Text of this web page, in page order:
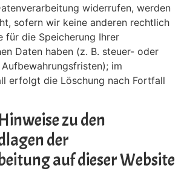
widerrufen, werden
sofern wir keine anderen rechtlich
für die Speicherung Ihrer
Daten haben (z. B. steuer- oder
im
erfolgt die Löschung nach Fortfall
zu den
der
auf dieser Website